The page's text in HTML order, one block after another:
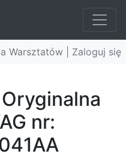
Warsztatów | Zaloguj się
nr: